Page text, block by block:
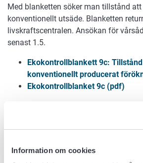
Information om cookies
Med blanketten söker man tillstånd
konventionellt utsäde. Blanketten
livskraftscentralen. Ansökan för
senast 1.5.
Ekokontrollblankett 9c:
konventionellt producerat
Ekokontrollblanket 9c (pdf)
E-tjänsten kan användas av som